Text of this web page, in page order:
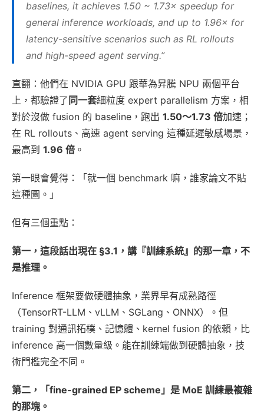
baselines, it achieves 1.50 ~ 1.73× speedup for
general inference workloads, and up to 1.96× for
latency-sensitive scenarios such as RL rollouts
and high-speed agent serving.”
直翻：他們在 NVIDIA GPU 跟華為昇騰 NPU 兩個平台
上，都驗證了 同一套細粒度 expert parallelism 方案，相
對於沒做 fusion 的 baseline，跑出 1.50～1.73 倍加速；
在 RL rollouts、高速 agent serving 這種延遲敏感場景，
最高到 1.96 倍 。
第一眼會覺得：「就一個 benchmark 嘛，誰家論文不貼
這種圖。」
但有三個重點：
第一，這段話出現在 §3.1，講『訓練系統』的那一章，不
是推理。
Inference 框架要做硬體抽象，業界早有成熟路徑
（TensorRT-LLM、vLLM、SGLang、ONNX）。但
training 對通訊拓樸、記憶體、kernel fusion 的依賴，比
inference 高一個數量級。能在訓練端做到硬體抽象，技
術門檻完全不同。
第二，「fine-grained EP scheme」是 MoE 訓練最複雜
的那塊。